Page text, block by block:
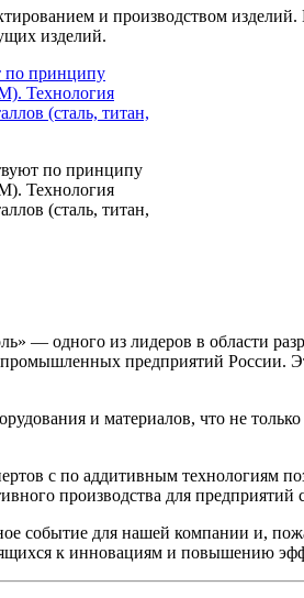
и производством
изделий.
по принципу
Технология
(сталь, титан,
одного из лидеров в области
предприятий России.
и материалов, что не
с по аддитивным технологиям
производства для
для нашей компании и,
к инновациям и повышению